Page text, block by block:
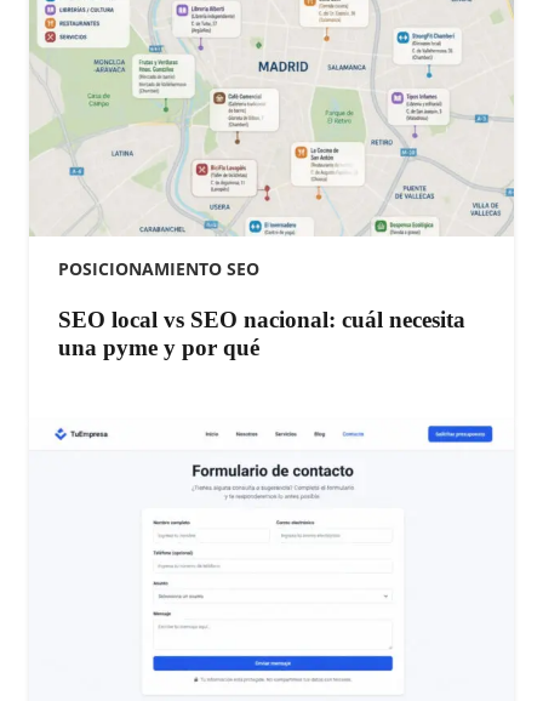
POSICIONAMIENTO SEO
SEO local vs SEO nacional: cuál necesita
una pyme y por qué